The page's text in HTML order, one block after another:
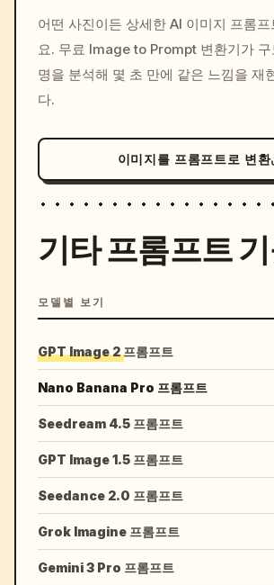
c,
colors, 8k
어떤 사진이든 상세한 AI 이미지 프롬
요. 무료 Image to Prompt 변환기가
명을 분석해 몇 초 만에 같은 느낌을 재
다.
이미지를 프롬프트로 변환
기타 프롬프트
모델별 보기
GPT Image 2 프롬프트
Nano Banana Pro 프롬프트
Seedream 4.5 프롬프트
GPT Image 1.5 프롬프트
Seedance 2.0 프롬프트
Grok Imagine 프롬프트
Gemini 3 Pro 프롬프트